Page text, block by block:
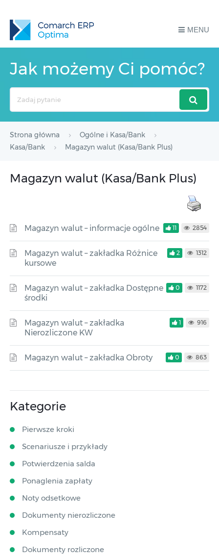
MENU
Jak możemy Ci pomóc?
Strona główna
Ogólne i Kasa/Bank
Kasa/Bank
Magazyn walut (Kasa/Bank Plus)
Magazyn walut (Kasa/Bank Plus)
Magazyn walut – informacje ogólne 11 2854
Magazyn walut – zakładka Różnice
kursowe
2 1312
Magazyn walut – zakładka Dostępne
środki
0 1172
Magazyn walut – zakładka
Nierozliczone KW
1 916
Magazyn walut – zakładka Obroty 0 863
Kategorie
Pierwsze kroki
Scenariusze i przykłady
Potwierdzenia salda
Ponaglenia zapłaty
Noty odsetkowe
Dokumenty nierozliczone
Kompensaty
Dokumenty rozliczone